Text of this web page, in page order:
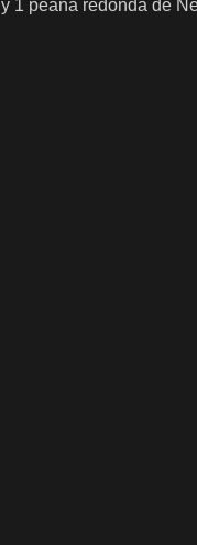
peana redonda de